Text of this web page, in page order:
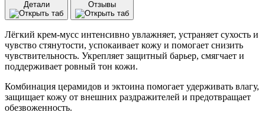
муссовый
Fraijour
Pro
Moisture
Cerato
Airy
Cream
(10
мл)
Детали Отзывы
Лёгкий крем-мусс интенсивно увлажняет, устраняет сухость и
чувство стянутости, успокаивает кожу и помогает снизить
чувствительность. Укрепляет защитный барьер, смягчает и
поддерживает ровный тон кожи.
Комбинация церамидов и эктоина помогает удерживать влагу,
защищает кожу от внешних раздражителей и предотвращает
обезвоженность.